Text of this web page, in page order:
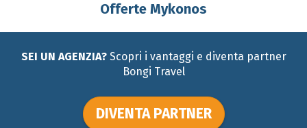
Passeggeri
Bambini gratis da 0 a 2 anni, dai 2 ai 12 anni sconto del 20% su quota base
Offerte Mykonos
SEI UN AGENZIA?Scopri i vantaggi e diventa partner
Bongi Travel
DIVENTA PARTNER